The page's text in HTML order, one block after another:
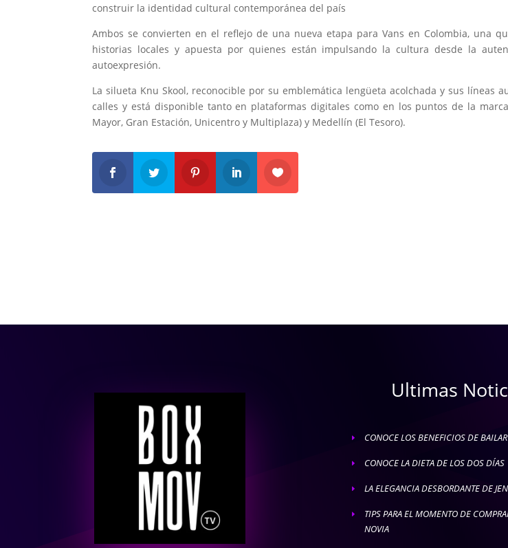
construir la identidad cultural contemporánea del país
Ambos se convierten en el reflejo de una nueva etapa para Vans en Colombia, una
historias locales y apuesta por quienes están impulsando la cultura desde la
autoexpresión.
La silueta Knu Skool, reconocible por su emblemática lengüeta acolchada y sus líneas
calles y está disponible tanto en plataformas digitales como en los puntos de la
Mayor, Gran Estación, Unicentro y Multiplaza) y Medellín (El Tesoro).
Ultimas
E CONOCE LOS BENEFICIOS DE BAILAR
E CONOCE LA DIETA DE LOS DOS DÍAS
E LA ELEGANCIA DESBORDANTE DE
E
TIPS PARA EL MOMENTO DE
NOVIA